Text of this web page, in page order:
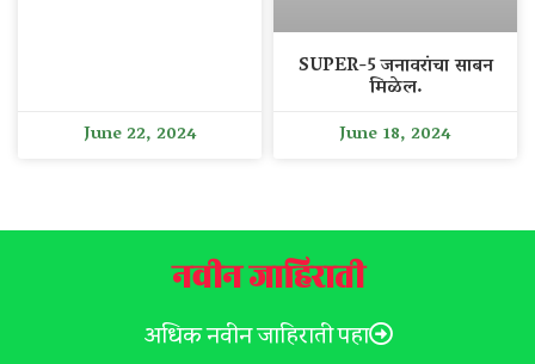
June 22, 2024
SUPER-5 जनावरांचा साबन
मिळेल.
June 18, 2024
नवीन जाहिराती
अधिक नवीन जाहिराती पहा